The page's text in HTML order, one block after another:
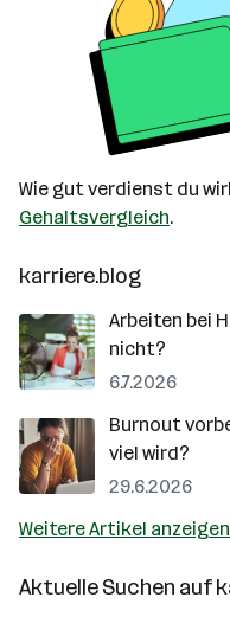
Wie gut verdienst du
Gehaltsvergleich.
karriere.blog
Arbeiten bei
nicht?
6.7.2026
Burnout
viel wird?
29.6.2026
Weitere Artikel anzeigen
Aktuelle Suchen auf